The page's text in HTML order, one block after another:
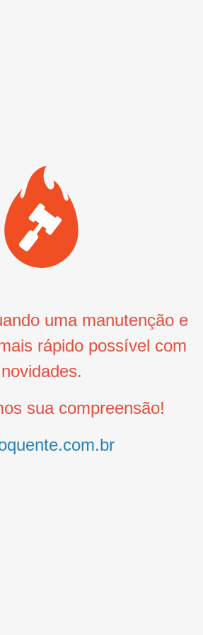
uma manutenção e
rápido possível com
novidades.
sua compreensão!